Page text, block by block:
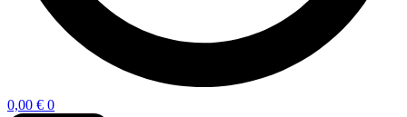
0,00 € 0